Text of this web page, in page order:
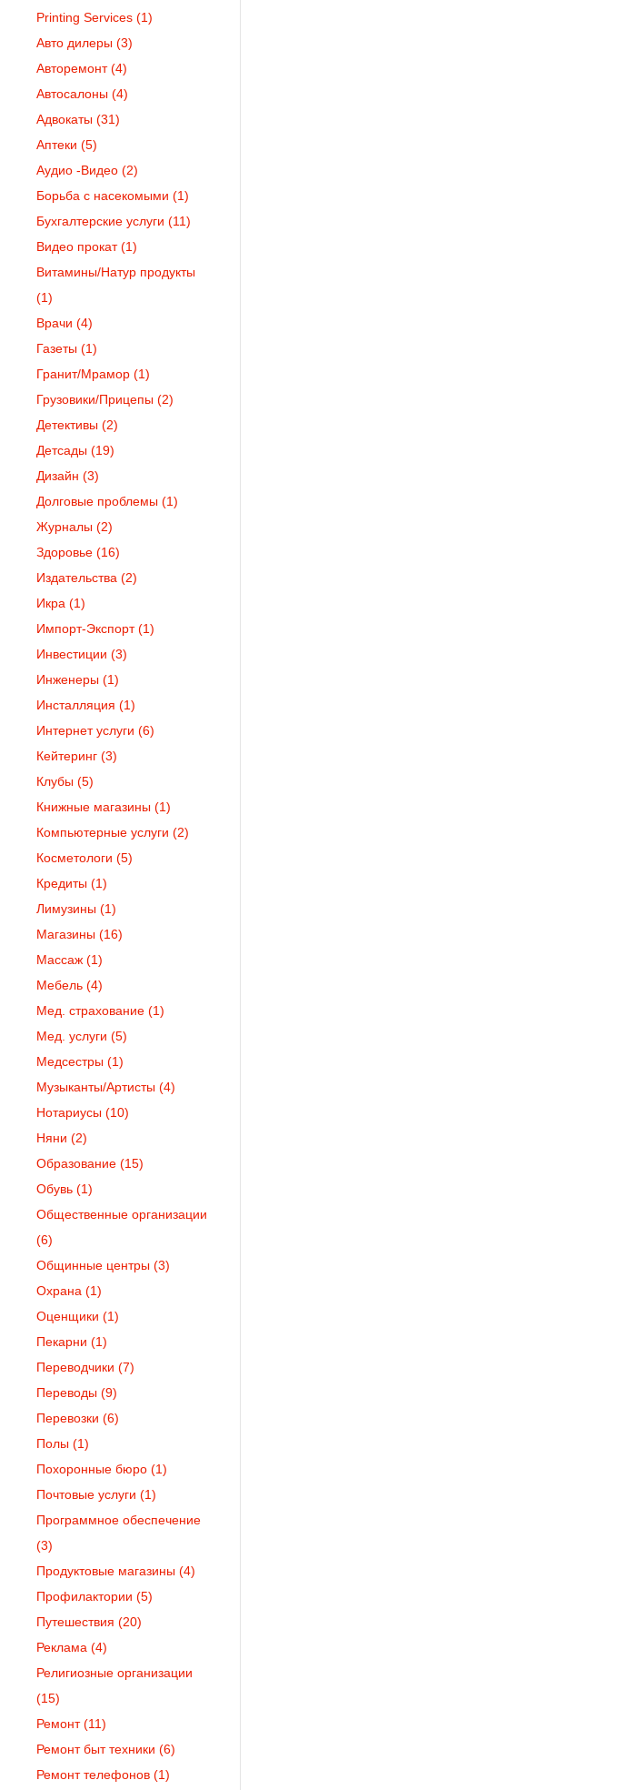
Printing Services (1)
Авто дилеры (3)
Авторемонт(4)
Автосалоны (4)
Адвокаты (31)
Аптеки (5)
Аудио -Видео (2)
Борьба с насекомыми (1)
Бухгалтерские услуги (11)
Видео прокат(1)
Витамины/Натур продукты
(1)
Врачи (4)
Газеты (1)
Гранит/Мрамор (1)
Грузовики/Прицепы (2)
Детективы (2)
Детсады (19)
Дизайн (3)
Долговые проблемы (1)
Журналы (2)
Здоровье (16)
Издательства (2)
Икра (1)
Импорт-Экспорт(1)
Инвестиции (3)
Инженеры (1)
Инсталляция (1)
Интернет услуги (6)
Кейтеринг (3)
Клубы (5)
Книжные магазины (1)
Компьютерные услуги (2)
Косметологи (5)
Кредиты (1)
Лимузины (1)
Магазины (16)
Массаж (1)
Мебель (4)
Мед. страхование (1)
Мед. услуги (5)
Медсестры (1)
Музыканты/Артисты (4)
Нотариусы (10)
Няни (2)
Образование (15)
Обувь (1)
Общественные организации
(6)
Общинные центры (3)
Охрана (1)
Оценщики (1)
Пекарни (1)
Переводчики (7)
Переводы (9)
Перевозки (6)
Полы (1)
Похоронные бюро (1)
Почтовые услуги (1)
Программное обеспечение
(3)
Продуктовые магазины (4)
Профилактории (5)
Путешествия (20)
Реклама (4)
Религиозные организации
(15)
Ремонт(11)
Ремонт быт техники (6)
Ремонт телефонов (1)